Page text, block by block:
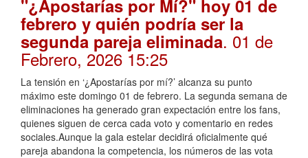
"¿Apostarías por Mí?" hoy 01 de
febrero y quién podría ser la
segunda pareja eliminada. 01 de
Febrero, 2026 15:25
La tensión en ‘¿Apostarías por mí?’ alcanza su punto
máximo este domingo 01 de febrero. La segunda semana de
eliminaciones ha generado gran expectación entre los fans,
quienes siguen de cerca cada voto y comentario en redes
sociales.Aunque la gala estelar decidirá oficialmente qué
pareja abandona la competencia, los números de las vota